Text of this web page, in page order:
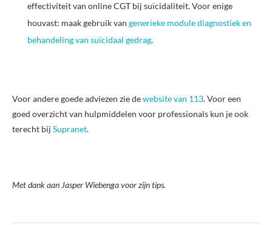
effectiviteit van online CGT bij suïcidaliteit. Voor enige
houvast: maak gebruik van generieke module diagnostiek en
behandeling van suïcidaal gedrag.
Voor andere goede adviezen zie dewebsite van 113. Voor een
goed overzicht van hulpmiddelen voor professionals kun je ook
terecht bij Supranet.
Met dank aan Jasper Wiebenga voor zijn tips.